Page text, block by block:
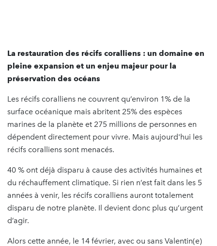
La restauration des récifs coralliens : un domaine en
pleine expansion et un enjeu majeur pour la
préservation des océans
Les récifs coralliens ne couvrent qu’environ 1% de la
surface océanique mais abritent 25% des espèces
marines de la planète et 275 millions de personnes en
dépendent directement pour vivre. Mais aujourd'hui les
récifs coralliens sont menacés.
40 % ont déjà disparu à cause des activités humaines et
du réchauffement climatique. Si rien n’est fait dans les 5
années à venir, les récifs coralliens auront totalement
disparu de notre planète. Il devient donc plus qu’urgent
d’agir.
Alors cette année, le 14 février, avec ou sans Valentin(e)